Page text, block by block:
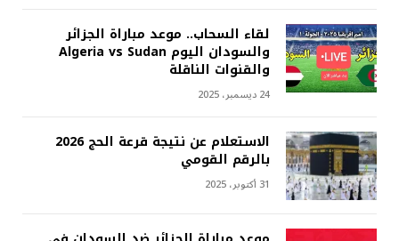
لقاء السحاب.. موعد مباراة الجزائر
والسودان اليوم Algeria vs Sudan
والقنوات الناقلة
24 ديسمبر، 2025
الاستعلام عن نتيجة قرعة الحج 2026
بالرقم القومي
31 أكتوبر، 2025